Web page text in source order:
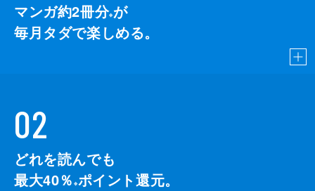
マンガ約2冊分※が
毎月タダで楽しめる。
02
どれを読んでも
最大40％ ※ポイント還元。